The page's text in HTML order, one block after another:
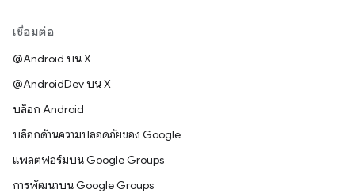
เชื่อมต่อ
@Android บน X
@AndroidDev บน X
บล็อก Android
บล็อกด้านความปลอดภัยของ Google
แพลตฟอร์มบน Google Groups
การพัฒนาบน Google Groups